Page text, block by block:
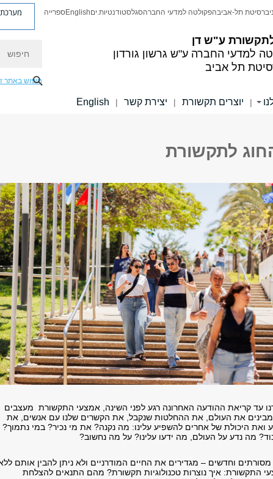
ע"ש דן
למדעי החברה ע"ש גרשון גורדון
תל אביב
תל-אביבהפקולטה למדעי החברהסגלסטודנטיות.יםEnglishספרייה מערכת
חיפוש באתר
| יוצרים תקשורת | יצירת קשר |
English
לתקשורת
עד קריאת ההודעה האחרונה רגע לפני השינה, אמצעי התקשורת מעצבים
מבינים את העולם, את ההחלטות שנקבל, את הקשרים שלנו עם אנשים, את
ואת היכולת של אחרים להשפיע עלינו: מה נקנה? את מי נכיר? במי נתמוך?
מה נדע על העולם, מה ידעו עלינו? על מה נחשוב?
וחדשים – מגדירים את החיים המודרניים ולא ניתן להבין אותם
התקשורת: איך נוצרות טכנולוגיות תקשורת? מהם התנאים להצלחת